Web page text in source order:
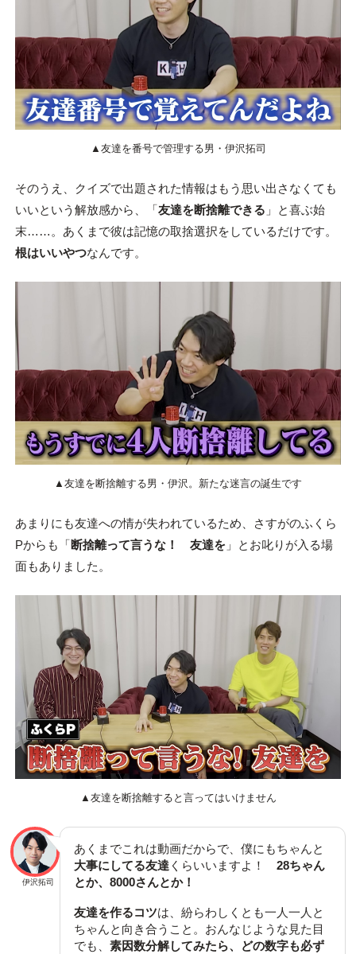
▲友達を番号で管理する男・伊沢拓司
そのうえ、クイズで出題された情報はもう思い出さなくても
いいという解放感から、「友達を断捨離できる 」と喜ぶ始
末……。あくまで彼は記憶の取捨選択をしているだけです。
根はいいやつなんです。
▲友達を断捨離する男・伊沢。新たな迷言の誕生です
あまりにも友達への情が失われているため、さすがのふくら
Pからも「断捨離って言うな！ 友達を」とお叱りが入る場
面もありました。
▲友達を断捨離すると言ってはいけません
伊沢拓司
あくまでこれは動画だからで、僕にもちゃんと
大事にしてる友達 くらいいますよ！28ちゃん
とか、8000さんとか！
友達を作るコツは、紛らわしくとも一人一人と
ちゃんと向き合うこと。おんなじような見た目
でも、素因数分解してみたら、どの数字も必ず